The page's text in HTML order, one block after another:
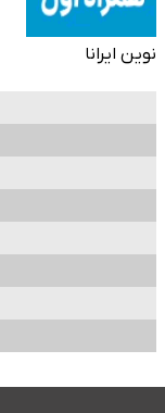
نوین ایرانا